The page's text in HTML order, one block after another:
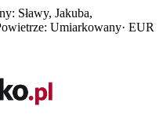
Sławy, Jakuba,
Umiarkowany· EUR